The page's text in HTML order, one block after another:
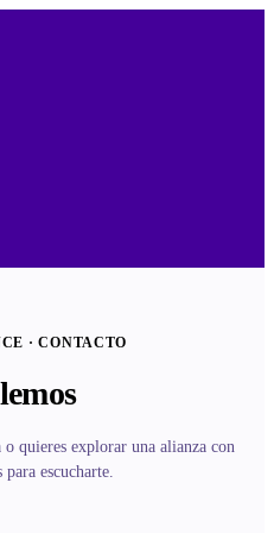
· CONTACTO
o quieres explorar una alianza con
escucharte.